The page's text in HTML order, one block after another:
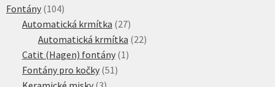
Fontány 104104
produktů
Automatická krmítka 2727
produktů
Automatická krmítka 2222
Catit (Hagen) fontány 11
Fontány pro kočky 5151